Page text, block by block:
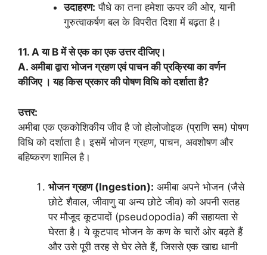
उदाहरण: पौधे का तना हमेशा ऊपर की ओर, यानी
गुरुत्वाकर्षण बल के विपरीत दिशा में बढ़ता है।
11. A या B में से एक का एक उत्तर दीजिए।
A. अमीबा द्वारा भोजन ग्रहण एवं पाचन की प्रक्रिया का वर्णन
कीजिए । यह किस प्रकार की पोषण विधि को दर्शाता है?
उत्तर:
अमीबा एक एककोशिकीय जीव है जो होलोजोइक (प्राणि सम) पोषण
विधि को दर्शाता है। इसमें भोजन ग्रहण, पाचन, अवशोषण और
बहिष्करण शामिल है।
भोजन ग्रहण (Ingestion): अमीबा अपने भोजन (जैसे
छोटे शैवाल, जीवाणु या अन्य छोटे जीव) को अपनी सतह
पर मौजूद कूटपादों (pseudopodia) की सहायता से
घेरता है। ये कूटपाद भोजन के कण के चारों ओर बढ़ते हैं
और उसे पूरी तरह से घेर लेते हैं, जिससे एक खाद्य धानी